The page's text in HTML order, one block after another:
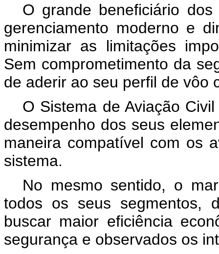
O grande beneficiário
gerenciamento moderno e
minimizar as limitações
Sem comprometimento da
de aderir ao seu perfil de vôo
O Sistema de Aviação
desempenho dos seus
maneira compatível com os
sistema.
No mesmo sentido, o
todos os seus segmentos,
buscar maior eficiência
segurança e observados os